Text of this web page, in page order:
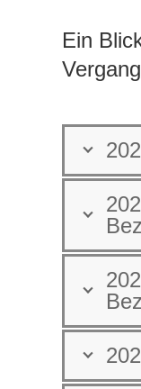
Ein